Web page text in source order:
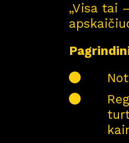
„Visa tai